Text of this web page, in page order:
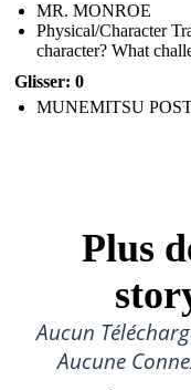
MR. MONROE
Physical/Character
character? What
Glisser: 0
MUNEMITSU
Plus
Aucun
Aucune